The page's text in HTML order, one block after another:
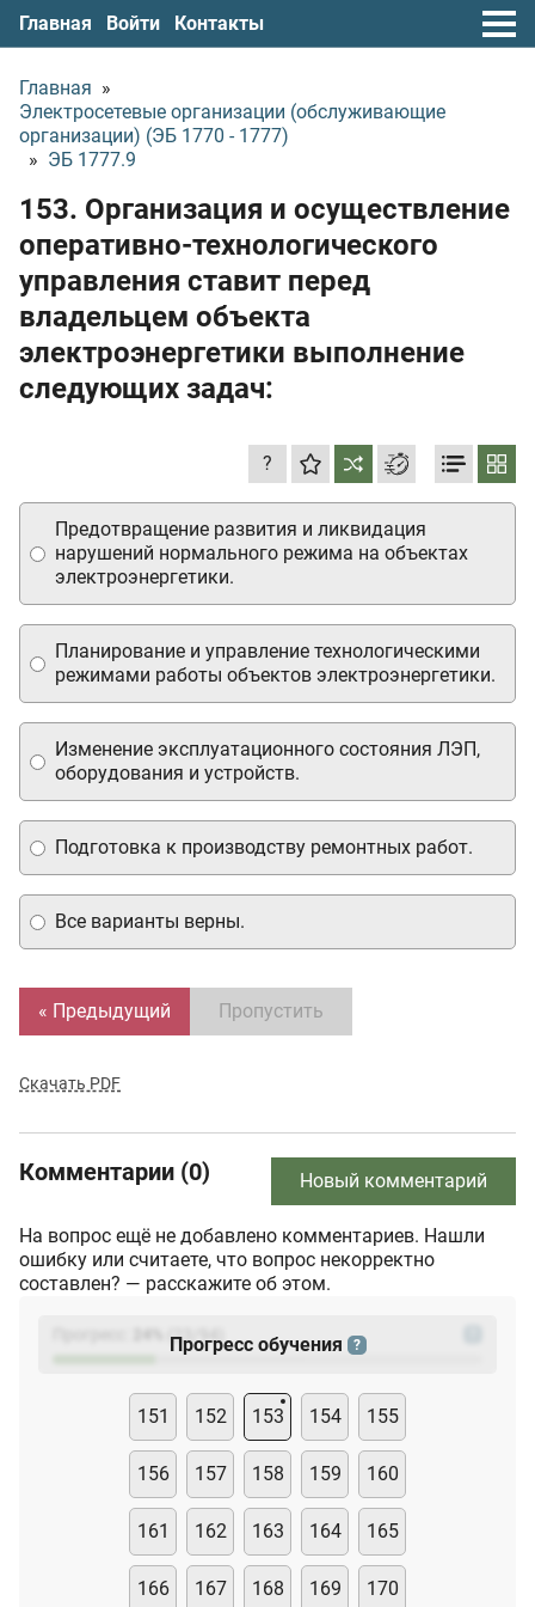
Главная Войти Контакты
Главная »
Электросетевые организации (обслуживающие
организации) (ЭБ 1770 - 1777)
» ЭБ 1777.9
153. Организация и осуществление
оперативно-технологического
управления ставит перед
владельцем объекта
электроэнергетики выполнение
следующих задач:
?
Планирование и управление технологическими
режимами работы объектов электроэнергетики.
Предотвращение развития и ликвидация
нарушений нормального режима на объектах
электроэнергетики.
Изменение эксплуатационного состояния ЛЭП,
оборудования и устройств.
Подготовка к производству ремонтных работ.
Все варианты верны.
« Предыдущий Пропустить
Скачать PDF
Комментарии (0) Новый комментарий
На вопрос ещё не добавлено комментариев. Нашли
ошибку или считаете, что вопрос некорректно
составлен? — расскажите об этом.
(23
Прогресс обучения ?
151 152 153 154 155
156 157 158 159 160
161 162 163 164 165
166 167 168 169 170